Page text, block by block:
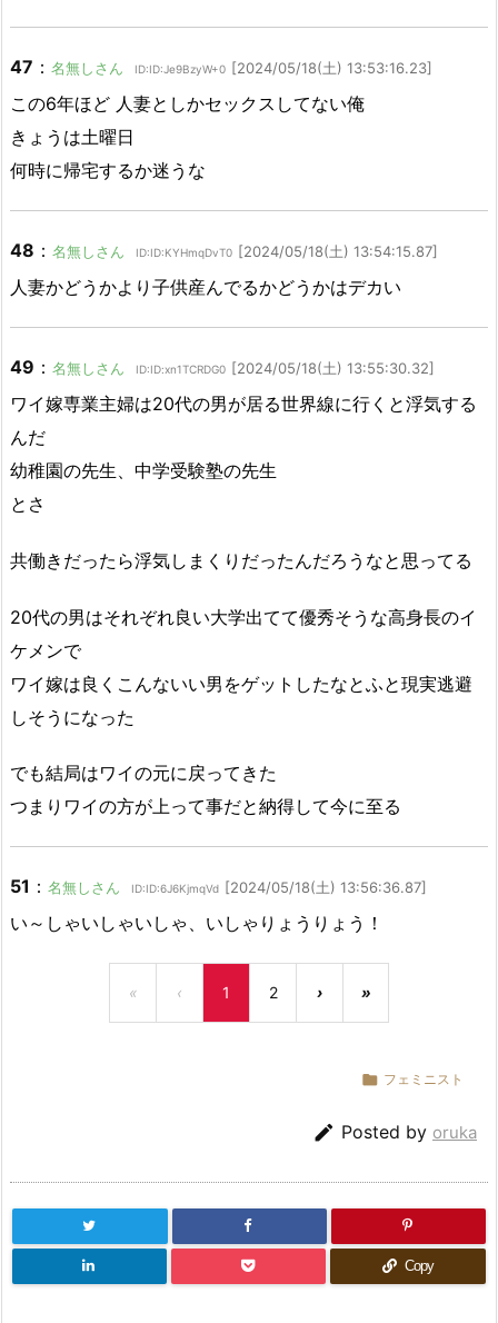
47 ： 名無しさん ID:ID:Je9BzyW+0 [2024/05/18(土) 13:53:16.23]
この6年ほど 人妻としかセックスしてない俺
きょうは土曜日
何時に帰宅するか迷うな
48 ： 名無しさん ID:ID:KYHmqDvT0 [2024/05/18(土) 13:54:15.87]
人妻かどうかより子供産んでるかどうかはデカい
49 ： 名無しさん ID:ID:xn1TCRDG0 [2024/05/18(土) 13:55:30.32]
ワイ嫁専業主婦は20代の男が居る世界線に行くと浮気する
んだ
幼稚園の先生、中学受験塾の先生
とさ
共働きだったら浮気しまくりだったんだろうなと思ってる
20代の男はそれぞれ良い大学出てて優秀そうな高身長のイ
ケメンで
ワイ嫁は良くこんないい男をゲットしたなとふと現実逃避
しそうになった
でも結局はワイの元に戻ってきた
つまりワイの方が上って事だと納得して今に至る
51 ： 名無しさん ID:ID:6J6KjmqVd [2024/05/18(土) 13:56:36.87]
い～しゃいしゃいしゃ、いしゃりょうりょう！
« ‹ 1 2 › »
 フェミニスト
 Posted by oruka
Copy